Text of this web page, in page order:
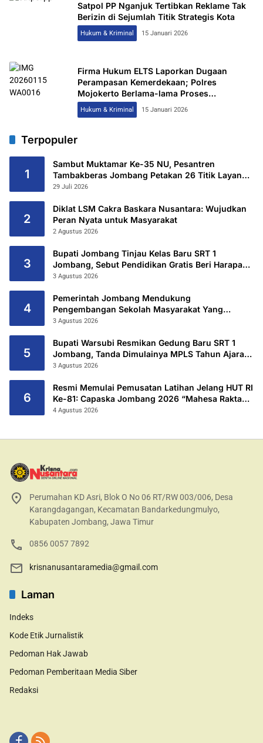
Satpol PP Nganjuk Tertibkan Reklame Tak
Berizin di Sejumlah Titik Strategis Kota
Hukum & Kriminal 15 Januari 2026
Firma Hukum ELTS Laporkan Dugaan
Perampasan Kemerdekaan; Polres
Mojokerto Berlama-lama Proses
Penyelidikan, ADA APA?
Hukum & Kriminal 15 Januari 2026
Terpopuler
1
Sambut Muktamar Ke-35 NU, Pesantren
Tambakberas Jombang Petakan 26 Titik Layanan
Utama
29 Juli 2026
2
Diklat LSM Cakra Baskara Nusantara: Wujudkan
Peran Nyata untuk Masyarakat
2 Agustus 2026
3
Bupati Jombang Tinjau Kelas Baru SRT 1
Jombang, Sebut Pendidikan Gratis Beri Harapan
Baru
3 Agustus 2026
4
Pemerintah Jombang Mendukung
Pengembangan Sekolah Masyarakat Yang
Kurang Mampu Hingga Hibahkan 6,3 Hektar
3 Agustus 2026
5
Bupati Warsubi Resmikan Gedung Baru SRT 1
Jombang, Tanda Dimulainya MPLS Tahun Ajaran
2026/2027
3 Agustus 2026
6
Resmi Memulai Pemusatan Latihan Jelang HUT RI
Ke-81: Capaska Jombang 2026 “Mahesa Rakta
Garuda Yudha”.
4 Agustus 2026
Perumahan KD Asri, Blok O No 06 RT/RW 003/006, Desa
Karangdagangan, Kecamatan Bandarkedungmulyo,
Kabupaten Jombang, Jawa Timur
0856 0057 7892
krisnanusantaramedia@gmail.com
Laman
Indeks
Kode Etik Jurnalistik
Pedoman Hak Jawab
Pedoman Pemberitaan Media Siber
Redaksi